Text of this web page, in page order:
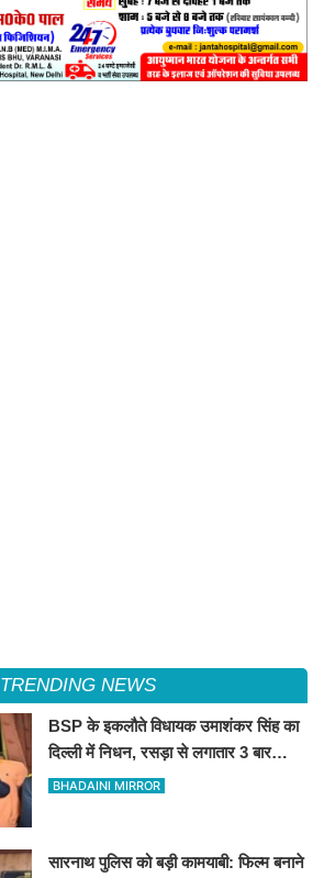
TRENDING NEWS
BSP के इकलौते विधायक उमाशंकर सिंह का
दिल्ली में निधन, रसड़ा से लगातार 3 बार
जीतकर रचा था इतिहास
BHADAINI MIRROR
सारनाथ पुलिस को बड़ी कामयाबी: फिल्म बनाने